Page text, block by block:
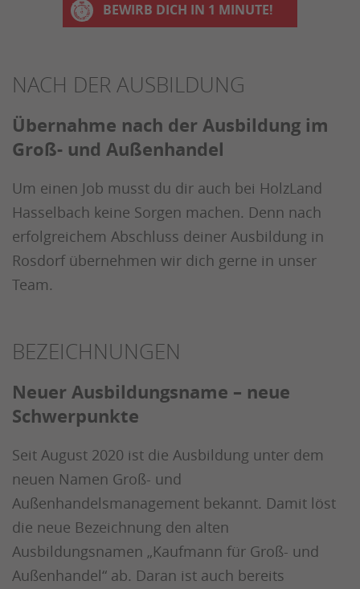
BEWIRB DICH IN 1 MINUTE!
NACH DER AUSBILDUNG
Übernahme nach der Ausbildung im
Groß- und Außenhandel
Um einen Job musst du dir auch bei HolzLand
Hasselbach keine Sorgen machen. Denn nach
erfolgreichem Abschluss deiner Ausbildung in
Rosdorf übernehmen wir dich gerne in unser
Team.
BEZEICHNUNGEN
Neuer Ausbildungsname – neue
Schwerpunkte
Seit August 2020 ist die Ausbildung unter dem
neuen Namen Groß- und
Außenhandelsmanagement bekannt. Damit löst
die neue Bezeichnung den alten
Ausbildungsnamen „Kaufmann für Groß- und
Außenhandel“ ab. Daran ist auch bereits